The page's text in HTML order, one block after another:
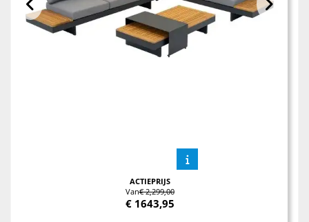
ACTIEPRIJS
Van€ 2,299,00
€ 1643,95